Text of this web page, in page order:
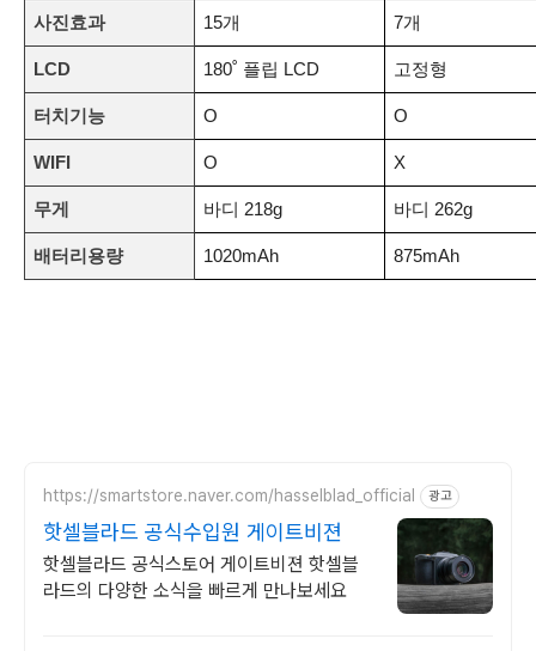
사진효과 15개 7개
LCD 180˚ 플립 LCD 고정형
터치기능 O O
WIFI O X
무게 바디 218g 바디 262g
배터리용량 1020mAh 875mAh
https://smartstore.naver.com/hasselblad_official 광고
핫셀블라드 공식수입원 게이트비젼
핫셀블라드 공식스토어 게이트비젼 핫셀블
라드의 다양한 소식을 빠르게 만나보세요